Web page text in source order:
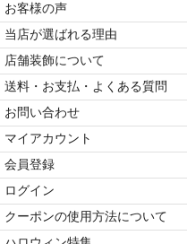
お客様の声
当店が選ばれる理由
店舗装飾について
送料・お支払・よくある質問
お問い合わせ
マイアカウント
会員登録
ログイン
クーポンの使用方法について